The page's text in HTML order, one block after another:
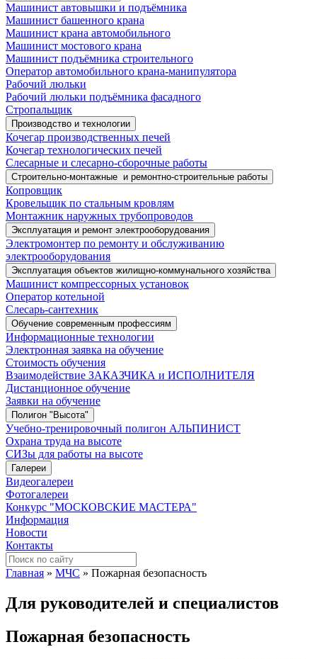
Машинист автовышки и подъёмника
Машинист башенного крана
Машинист крана автомобильного
Машинист мостового крана
Машинист подъёмника строительного
Оператор автомобильного крана-манипулятора
Рабочий люльки
Рабочий люльки подъёмника фасадного
Стропальщик
Производство и технологии
Кочегар производственных печей
Кочегар технологических печей
Слесарные и слесарно-сборочные работы
Строительно-монтажные и ремонтно-строительные работы
Копровщик
Кровельщик по стальным кровлям
Монтажник наружных трубопроводов
Эксплуатация и ремонт электрооборудования
Электромонтер по ремонту и обслуживанию
электрооборудования
Эксплуатация объектов жилищно-коммунального хозяйства
Машинист компрессорных установок
Оператор котельной
Слесарь-сантехник
Обучение современным профессиям
Информационные технологии
Электронная заявка на обучение
Стоимость обучения
Взаимодействие ЗАКАЗЧИКА и ИСПОЛНИТЕЛЯ
Дистанционное обучение
Заявки на обучение
Полигон "Высота"
Учебно-тренировочный полигон АЛЬПИНИСТ
Охрана труда на высоте
СИЗы для работы на высоте
Галереи
Видеогалереи
Фотогалереи
Конкурс "МОСКОВСКИЕ МАСТЕРА"
Информация
Новости
Контакты
Главная » МЧС » Пожарная безопасность
Для руководителей и специалистов
Пожарная безопасность